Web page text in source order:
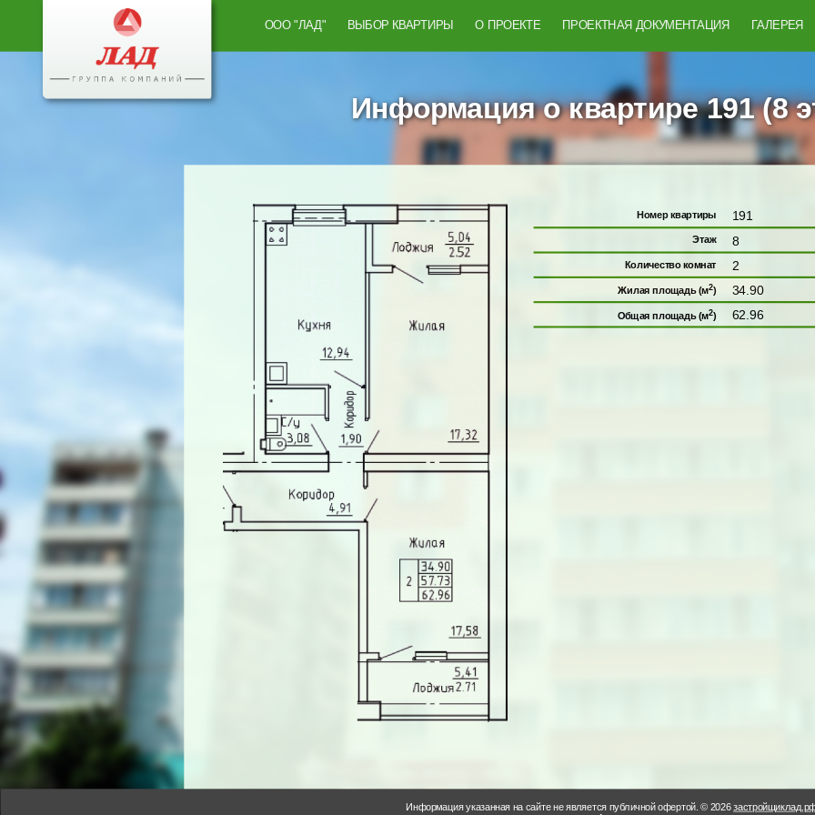
ООО "ЛАД" ВЫБОР КВАРТИРЫ О ПРОЕКТЕ ПРОЕКТНАЯ ДОКУМЕНТАЦИЯ ГАЛЕРЕЯ
Информация о квартире 191 (8
Номер квартиры 191
Этаж 8
Количество комнат 2
Жилая площадь (м2) 34.90
Общая площадь (м2) 62.96
Информация указанная на сайте не является публичной офертой. © 2026